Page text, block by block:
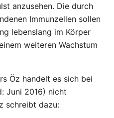
anzusehen. Die durch
Immunzellen sollen
lebenslang im Körper
weiteren Wachstum
Öz handelt es sich bei
Juni 2016) nicht
schreibt dazu: